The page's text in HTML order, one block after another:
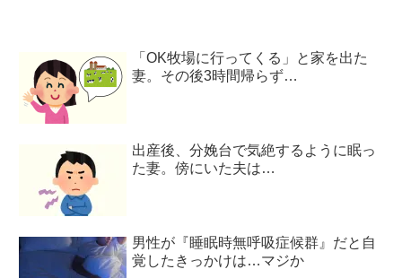
「OK牧場に行ってくる」と家を出た
妻。その後3時間帰らず…
出産後、分娩台で気絶するように眠っ
た妻。傍にいた夫は…
男性が『睡眠時無呼吸症候群』だと自
覚したきっかけは…マジか